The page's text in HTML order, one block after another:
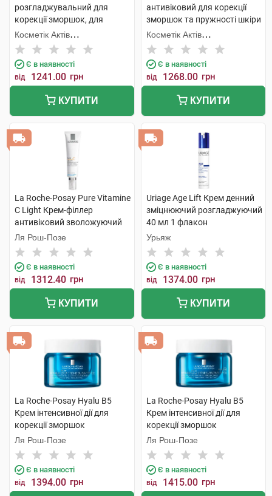
розгладжувальний для
корекції зморшок, для
нормальної та комбінованої
шкіри обличчя 50 мл 1 банка
Косметік Актів
Інтернаціональ
Є в наявності
від 1241.00 грн
КУПИТИ
антивіковий для корекції
зморшок та пружності шкіри
SPF30 50 мл 1 банка
Косметік Актів
Інтернаціональ
Є в наявності
від 1268.00 грн
КУПИТИ
La Roche-Posay Pure Vitamine
C Light Крем-філлер
антивіковий зволожуючий
комплексної дії 40 мл 1 туба
Ля Рош-Позе
Є в наявності
від 1312.40 грн
КУПИТИ
Uriage Age Lift Крем денний
зміцнюючий розгладжуючий
40 мл 1 флакон
Урьяж
Є в наявності
від 1374.00 грн
КУПИТИ
La Roche-Posay Hyalu B5
Крем інтенсивної дії для
корекції зморшок
розгладження та
відновлення пружності
чутливої шкіри 50 мл 1 банка
Ля Рош-Позе
Є в наявності
від 1394.00 грн
La Roche-Posay Hyalu B5
Крем інтенсивної дії для
корекції зморшок
розгладження та
відновлення пружності та
захисту SPF30 50 мл 1 банка
Ля Рош-Позе
Є в наявності
від 1415.00 грн